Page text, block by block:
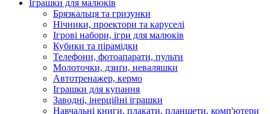
Іграшки для малюків
Брязкальця та гризунки
Нічники, проектори та каруселі
Ігрові набори, ігри для малюків
Кубики та пірамідки
Телефони, фотоапарати, пульти
Молоточки, дзиґи, неваляшки
Автотренажер, кермо
Іграшки для купання
Заводні, інерційні іграшки
Навчальні книги, плакати, планшети, комп'ютери